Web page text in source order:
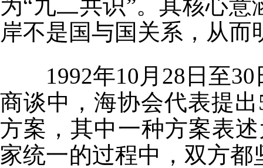
为“九二共识”。其核心
岸不是国与国关系，从
1992年10月28日至30
商谈中，海协会代表提
方案，其中一种方案表
家统一的过程中，双方